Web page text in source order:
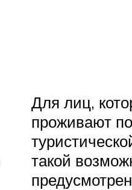
Для лиц,
проживают по
такой